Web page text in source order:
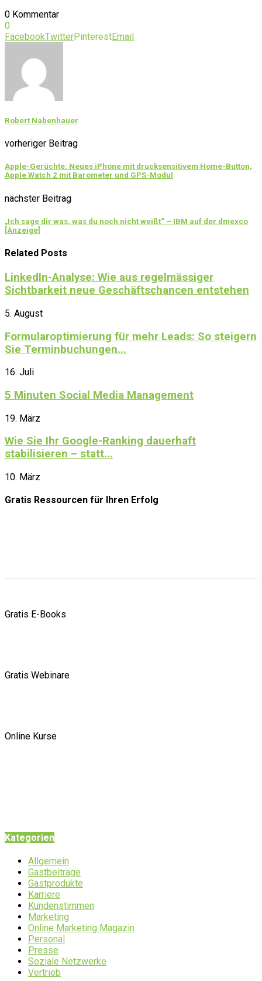
0 Kommentar
0
FacebookTwitterPinterestEmail
Robert Nabenhauer
vorheriger Beitrag
Apple-Gerüchte: Neues iPhone mit drucksensitivem Home-Button,
Apple Watch 2 mit Barometer und GPS-Modul
nächster Beitrag
„Ich sage dir was, was du noch nicht weißt“ – IBM auf der dmexco
[Anzeige]
Related Posts
LinkedIn-Analyse: Wie aus regelmässiger
Sichtbarkeit neue Geschäftschancen entstehen
5. August
Formularoptimierung für mehr Leads: So steigern
Sie Terminbuchungen...
16. Juli
5 Minuten Social Media Management
19. März
Wie Sie Ihr Google-Ranking dauerhaft
stabilisieren – statt...
10. März
Gratis Ressourcen für Ihren Erfolg
Gratis E-Books
Gratis Webinare
Online Kurse
Kategorien
Allgemein
Gastbeiträge
Gastprodukte
Karriere
Kundenstimmen
Marketing
Online Marketing Magazin
Personal
Presse
Soziale Netzwerke
Vertrieb